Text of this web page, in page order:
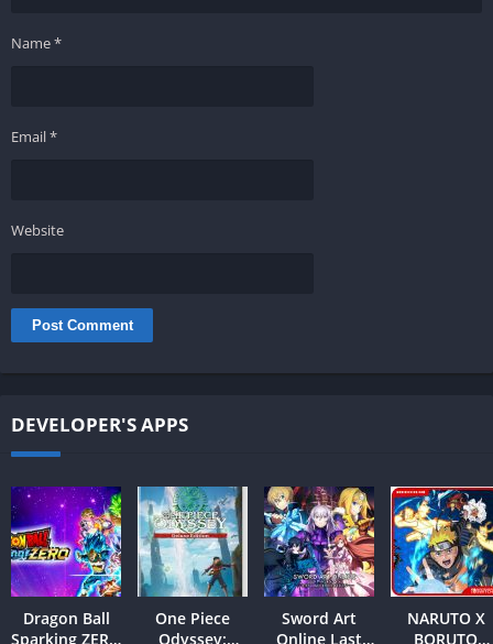
Name*
Email*
Website
DEVELOPER'S APPS
Dragon Ball
Sparking ZERO
One Piece
Odyssey:
Sword Art
Online Last
NARUTO X
BORUTO